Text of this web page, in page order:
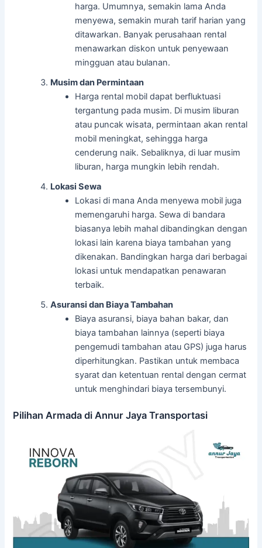
harga. Umumnya, semakin lama Anda
menyewa, semakin murah tarif harian yang
ditawarkan. Banyak perusahaan rental
menawarkan diskon untuk penyewaan
mingguan atau bulanan.
Musim dan Permintaan
Harga rental mobil dapat berfluktuasi
tergantung pada musim. Di musim liburan
atau puncak wisata, permintaan akan rental
mobil meningkat, sehingga harga
cenderung naik. Sebaliknya, di luar musim
liburan, harga mungkin lebih rendah.
Lokasi Sewa
Lokasi di mana Anda menyewa mobil juga
memengaruhi harga. Sewa di bandara
biasanya lebih mahal dibandingkan dengan
lokasi lain karena biaya tambahan yang
dikenakan. Bandingkan harga dari berbagai
lokasi untuk mendapatkan penawaran
terbaik.
Asuransi dan Biaya Tambahan
Biaya asuransi, biaya bahan bakar, dan
biaya tambahan lainnya (seperti biaya
pengemudi tambahan atau GPS) juga harus
diperhitungkan. Pastikan untuk membaca
syarat dan ketentuan rental dengan cermat
untuk menghindari biaya tersembunyi.
Pilihan Armada di Annur Jaya Transportasi